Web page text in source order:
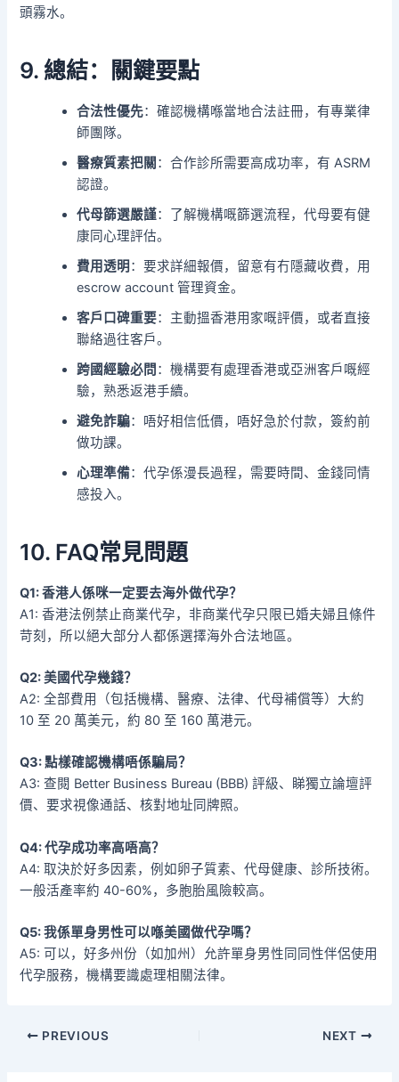
頭霧水。
9. 總結：關鍵要點
合法性優先：確認機構喺當地合法註冊，有專業律
師團隊。
醫療質素把關 ：合作診所需要高成功率，有 ASRM
認證。
代母篩選嚴謹：了解機構嘅篩選流程，代母要有健
康同心理評估。
費用透明 ：要求詳細報價，留意有冇隱藏收費，用
escrow account 管理資金。
客戶口碑重要：主動搵香港用家嘅評價，或者直接
聯絡過往客戶。
跨國經驗必問 ：機構要有處理香港或亞洲客戶嘅經
驗，熟悉返港手續。
避免詐騙：唔好相信低價，唔好急於付款，簽約前
做功課。
心理準備：代孕係漫長過程，需要時間、金錢同情
感投入。
10. FAQ常見問題
Q1: 香港人係咪一定要去海外做代孕？
A1: 香港法例禁止商業代孕，非商業代孕只限已婚夫婦且條件
苛刻，所以絕大部分人都係選擇海外合法地區。
Q2: 美國代孕幾錢？
A2: 全部費用（包括機構、醫療、法律、代母補償等）大約
10 至 20 萬美元，約 80 至 160 萬港元。
Q3: 點樣確認機構唔係騙局？
A3: 查閱 Better Business Bureau (BBB) 評級、睇獨立論壇評
價、要求視像通話、核對地址同牌照。
Q4: 代孕成功率高唔高？
A4: 取決於好多因素，例如卵子質素、代母健康、診所技術。
一般活產率約 40-60%，多胞胎風險較高。
Q5: 我係單身男性可以喺美國做代孕嗎？
A5: 可以，好多州份（如加州）允許單身男性同同性伴侶使用
代孕服務，機構要識處理相關法律。
PREVIOUS NEXT